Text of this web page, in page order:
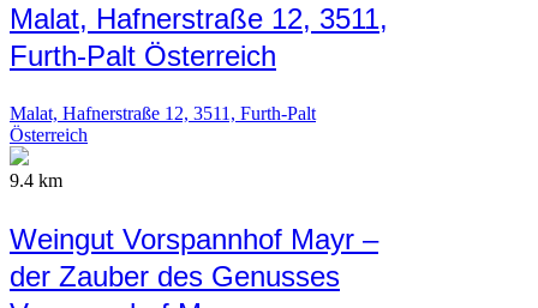
Malat, Hafnerstraße 12, 3511,
Furth-Palt Österreich
Malat, Hafnerstraße 12, 3511, Furth-Palt
Österreich
9.4 km
Weingut Vorspannhof Mayr –
der Zauber des Genusses